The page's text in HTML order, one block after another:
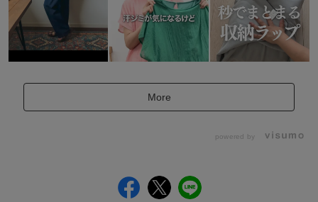
More
powered by